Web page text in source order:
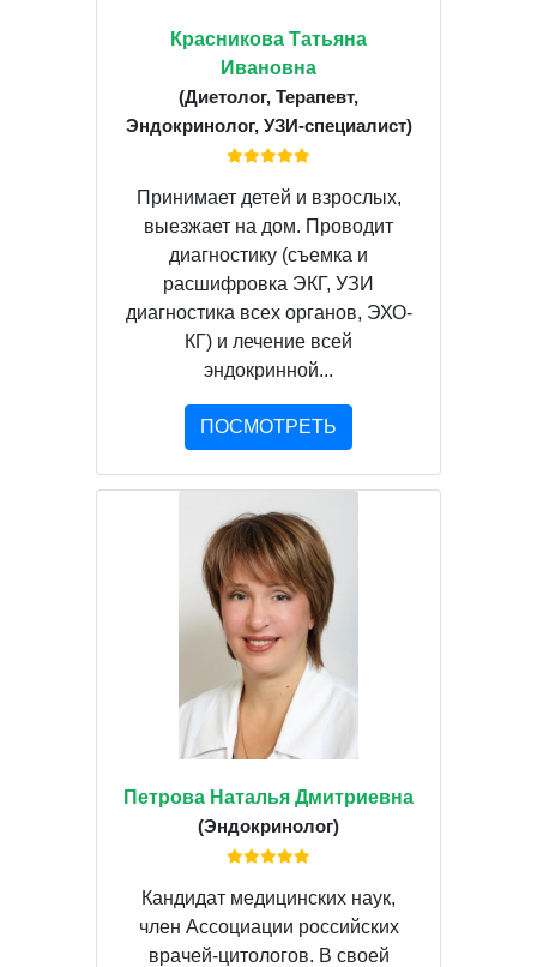
Красникова Татьяна
Ивановна
(Диетолог, Терапевт,
Эндокринолог, УЗИ-специалист)
Принимает детей и взрослых,
выезжает на дом. Проводит
диагностику (съемка и
расшифровка ЭКГ, УЗИ
диагностика всех органов, ЭХО-
КГ) и лечение всей
эндокринной...
ПОСМОТРЕТЬ
Петрова Наталья Дмитриевна
(Эндокринолог)
Кандидат медицинских наук,
член Ассоциации российских
врачей-цитологов. В своей